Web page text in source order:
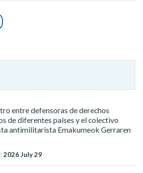
entre defensoras de derechos
de diferentes países y el colectivo
antimilitarista Emakumeok Gerraren
2026 July 29